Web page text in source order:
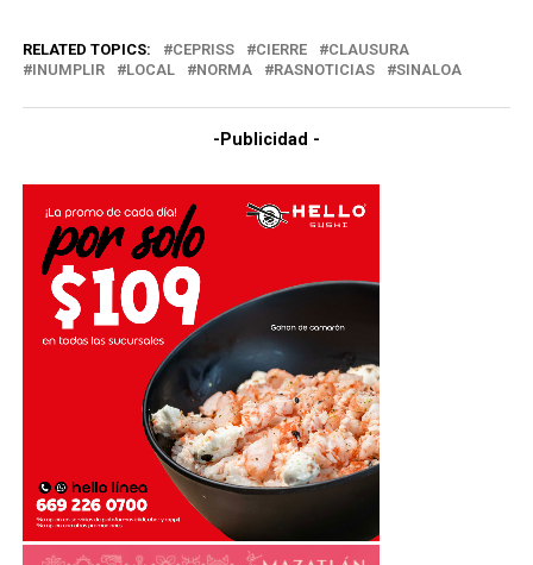
RELATED TOPICS: CEPRISS CIERRE
CLAUSURA
INUMPLIR
LOCAL NORMA RASNOTICIAS SINALOA
-Publicidad -